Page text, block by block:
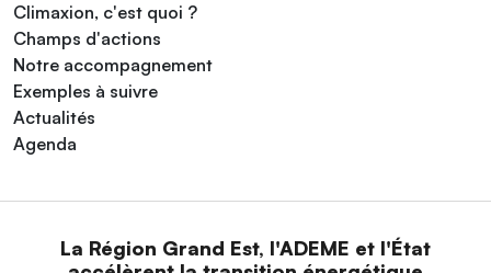
Climaxion, c'est quoi ?
Champs d'actions
Notre accompagnement
Exemples à suivre
Actualités
Agenda
La Région Grand Est, l'ADEME et l'État